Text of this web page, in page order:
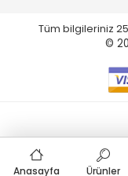
Tüm bilgileriniz
©
Anasayfa Ürünler